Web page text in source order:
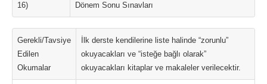
16) Dönem Sonu Sınavları
Gerekli/Tavsiye
Edilen
Okumalar
İlk derste kendilerine liste halinde “zorunlu”
okuyacakları ve “isteğe bağlı olarak”
okuyacakları kitaplar ve makaleler verilecektir.